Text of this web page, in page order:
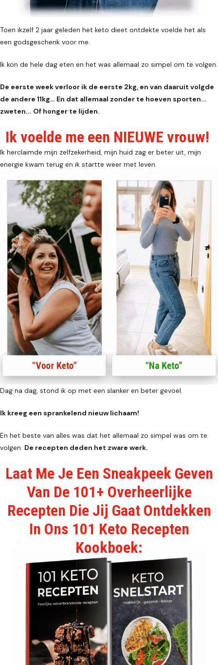
Toen ikzelf 2 jaar geleden het keto dieet ontdekte voelde het als
een godsgeschenk voor me.
Ik kon de hele dag eten en het was allemaal zo simpel om te volgen.
De eerste week verloor ik de eerste 2kg, en van daaruit volgde
de andere 11kg… En dat allemaal zonder te hoeven sporten...
zweten... Of honger te lijden.
Ik voelde me een NIEUWE vrouw!
Ik herclaimde mijn zelfzekerheid, mijn huid zag er beter uit, mijn
energie kwam terug en ik startte weer met leven.
Dag na dag, stond ik op met een slanker en beter gevoel.
Ik kreeg een sprankelend nieuw lichaam!
En het beste van alles was dat het allemaal zo simpel was om te
volgen. De recepten deden het zware werk.
Laat Me Je Een Sneakpeek Geven
Van De 101+ Overheerlijke
Recepten Die Jij Gaat Ontdekken
In Ons 101 Keto Recepten
Kookboek: